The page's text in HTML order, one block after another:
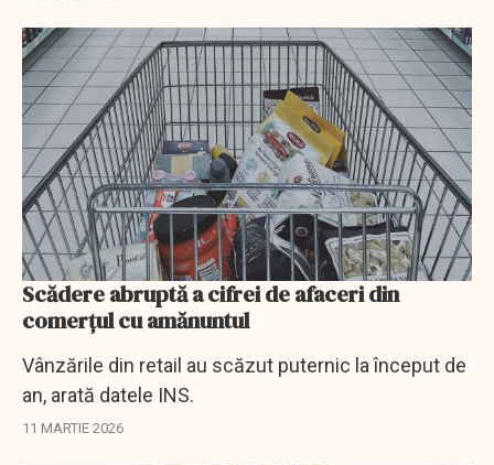
Scădere abruptă a cifrei de afaceri din
comerţul cu amănuntul
Vânzările din retail au scăzut puternic la început de
an, arată datele INS.
11 MARTIE 2026